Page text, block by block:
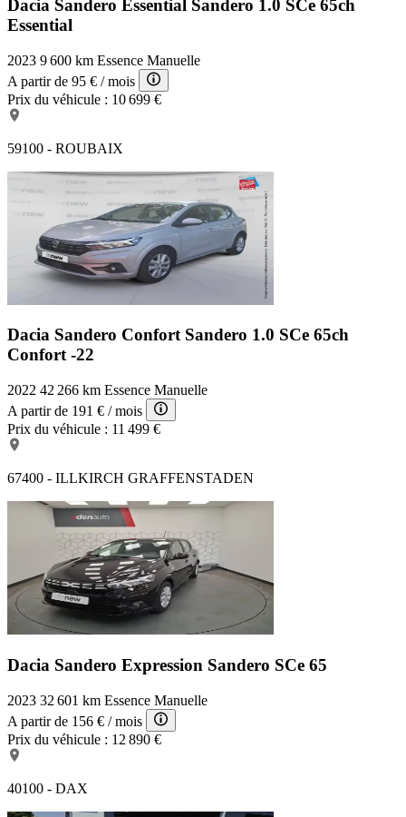
Dacia Sandero Essential Sandero 1.0 SCe 65ch
Essential
2023 9 600 km Essence Manuelle
A partir de 95 € / mois
Prix du véhicule : 10 699 €
59100 - ROUBAIX
Dacia Sandero Confort Sandero 1.0 SCe 65ch
Confort -22
2022 42 266 km Essence Manuelle
A partir de 191 € / mois
Prix du véhicule : 11 499 €
67400 - ILLKIRCH GRAFFENSTADEN
Dacia Sandero Expression Sandero SCe 65
2023 32 601 km Essence Manuelle
A partir de 156 € / mois
Prix du véhicule : 12 890 €
40100 - DAX